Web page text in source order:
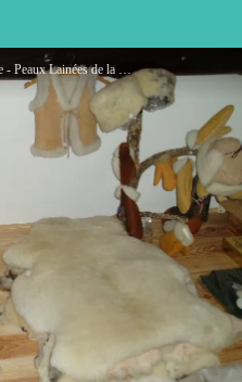
Peaux Lainées de la Clapade - Peaux Lainées de la Clapade